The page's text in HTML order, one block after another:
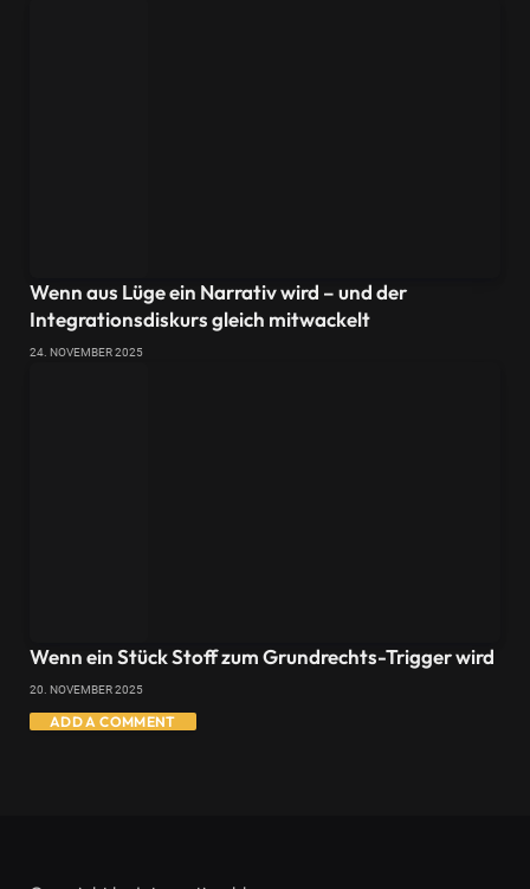
Wenn aus Lüge ein Narrativ wird – und der
Integrationsdiskurs gleich mitwackelt
24. NOVEMBER 2025
Wenn ein Stück Stoff zum Grundrechts-Trigger wird
20. NOVEMBER 2025
ADD A COMMENT